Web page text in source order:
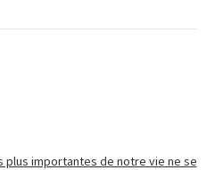
plus importantes de notre vie ne se